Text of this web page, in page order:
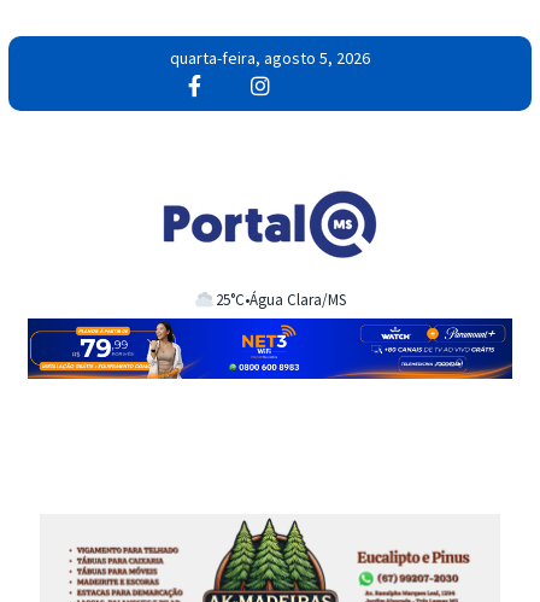
quarta-feira, agosto 5, 2026
25°C•Água Clara/MS